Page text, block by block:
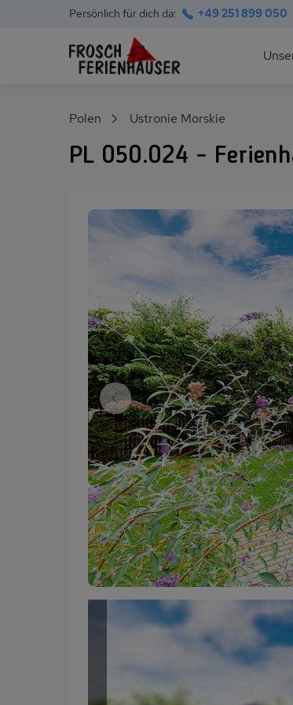
Persönlich für dich da: +49 251 899 050
Suchfeld
Alpen
Polen Ustronie Morskie
PL 050.024 -